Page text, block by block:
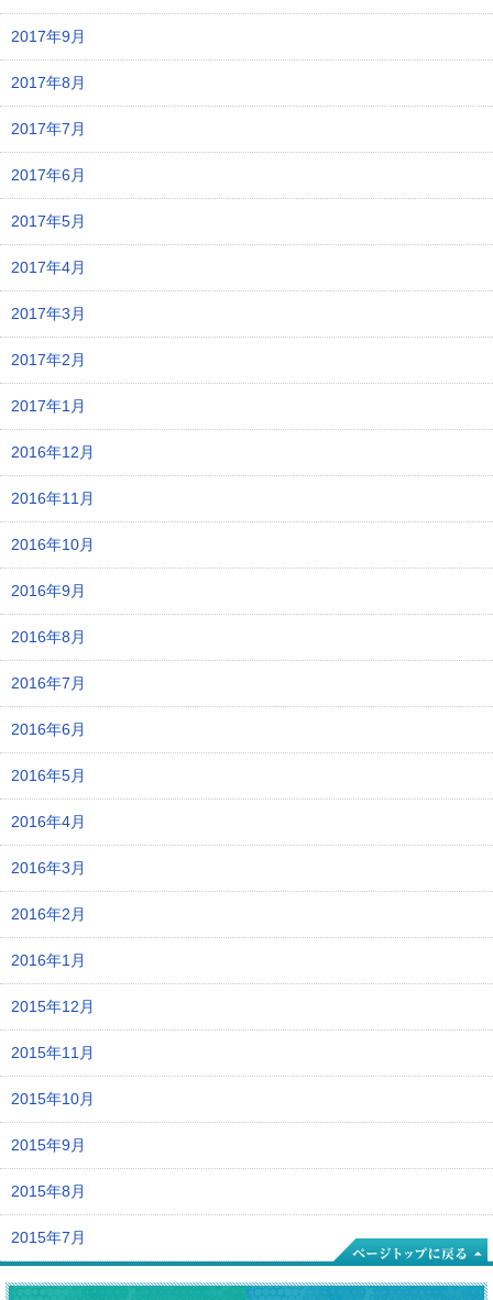
2017年9月
2017年8月
2017年7月
2017年6月
2017年5月
2017年4月
2017年3月
2017年2月
2017年1月
2016年12月
2016年11月
2016年10月
2016年9月
2016年8月
2016年7月
2016年6月
2016年5月
2016年4月
2016年3月
2016年2月
2016年1月
2015年12月
2015年11月
2015年10月
2015年9月
2015年8月
2015年7月